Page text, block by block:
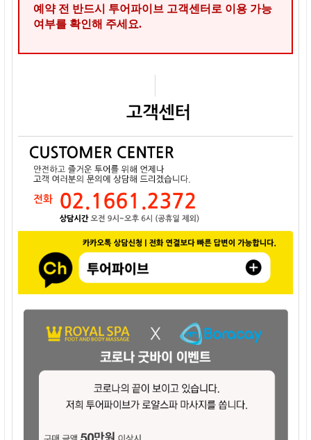
예약 전 반드시 투어파이브 고객센터로 이용 가능
여부를 확인해 주세요.